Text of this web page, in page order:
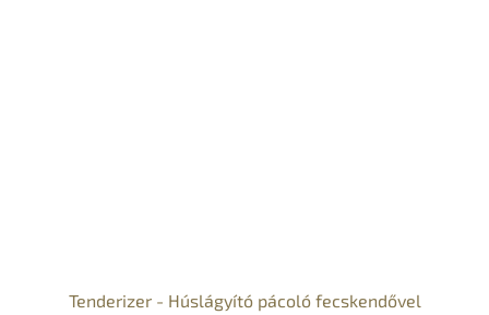
Tenderizer - Húslágyító pácoló fecskendővel